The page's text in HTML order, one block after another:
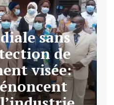
sans
de
visée: